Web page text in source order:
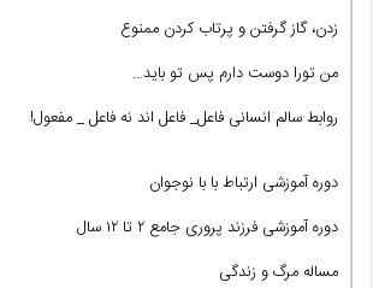
زدن، گاز گرفتن و پرتاب کردن ممنوع
من تورا دوست دارم پس تو باید…
روابط سالم انسانی فاعل_ فاعل اند نه فاعل _ مفعول!
دوره آموزشی ارتباط با با نوجوان
دوره آموزشی فرزند پروری جامع ۲ تا ۱۲ سال
مساله مرگ و زندگی